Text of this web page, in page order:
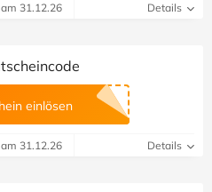
31.12.26 Details
einlösen
31.12.26 Details